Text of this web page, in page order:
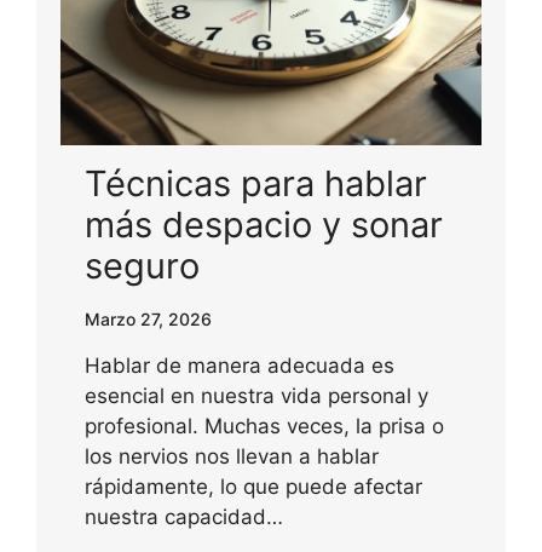
Técnicas para hablar
más despacio y sonar
seguro
Marzo 27, 2026
Hablar de manera adecuada es
esencial en nuestra vida personal y
profesional. Muchas veces, la prisa o
los nervios nos llevan a hablar
rápidamente, lo que puede afectar
nuestra capacidad…